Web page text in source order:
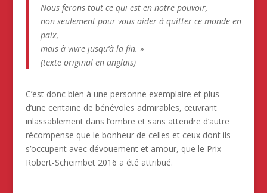
Nous ferons tout ce qui est en notre pouvoir,
non seulement pour vous aider à quitter ce monde en
paix,
mais à vivre jusqu’à la fin. »
(texte original en anglais)
C’est donc bien à une personne exemplaire et plus
d’une centaine de bénévoles admirables, œuvrant
inlassablement dans l’ombre et sans attendre d’autre
récompense que le bonheur de celles et ceux dont ils
s’occupent avec dévouement et amour, que le Prix
Robert-Scheimbet 2016 a été attribué.